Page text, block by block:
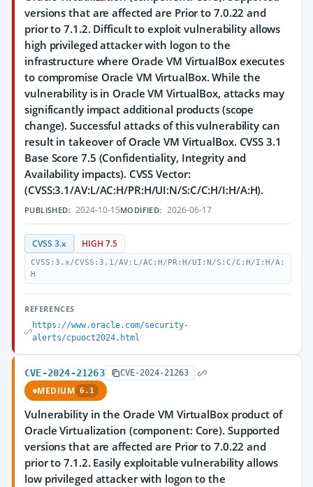
versions that are affected are Prior to 7.0.22 and
prior to 7.1.2. Difficult to exploit vulnerability allows
high privileged attacker with logon to the
infrastructure where Oracle VM VirtualBox executes
to compromise Oracle VM VirtualBox. While the
vulnerability is in Oracle VM VirtualBox, attacks may
significantly impact additional products (scope
change). Successful attacks of this vulnerability can
result in takeover of Oracle VM VirtualBox. CVSS 3.1
Base Score 7.5 (Confidentiality, Integrity and
Availability impacts). CVSS Vector:
(CVSS:3.1/AV:L/AC:H/PR:H/UI:N/S:C/C:H/I:H/A:H).
PUBLISHED: 2024-10-15MODIFIED: 2026-06-17
CVSS 3.x HIGH 7.5
CVSS:3.x/CVSS:3.1/AV:L/AC:H/PR:H/UI:N/S:C/C:H/I:H/A:
H
REFERENCES
https://www.oracle.com/security-
alerts/cpuoct2024.html
CVE-2024-21263 CVE-2024-21263
MEDIUM 6.1
Vulnerability in the Oracle VM VirtualBox product of
Oracle Virtualization (component: Core). Supported
versions that are affected are Prior to 7.0.22 and
prior to 7.1.2. Easily exploitable vulnerability allows
low privileged attacker with logon to the